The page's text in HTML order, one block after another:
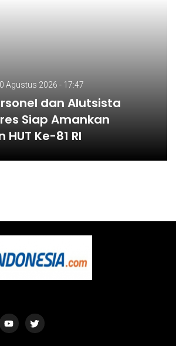
Agustus 2026 - 17:47
dan Alutsista
Siap Amankan
Ke-81 RI